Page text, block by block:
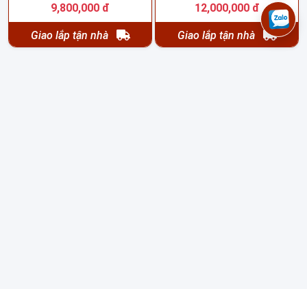
9,800,000 đ
Giao lắp tận nhà
12,000,000 đ
Giao lắp tận nhà